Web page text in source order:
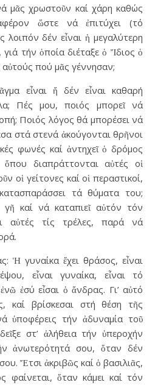
μᾶς χρωστοῦν καί χάρη καθώς
ὥστε νά ἐπιτύχει (τό
λοιπόν δέν εἶναι ἡ μεγαλύτερη
τήν ὁποία διέταξε ὁ Ἴδιος ὁ
πού μᾶς γέννησαν;
εἶναι ἤ δέν εἶναι καθαρή
Πές μου, ποιός μπορεῖ νά
Ποιός λόγος θά μπορέσει νά
στά στενά ἀκούγονται θρῆνοι
φωνές καί ἀντηχεῖ ὁ δρόμος
διαπράττονται αὐτές οἱ
οἱ γείτονες καί οἱ περαστικοί,
τά θύματα του;
καί νά καταπιεῖ αὐτόν τόν
αὐτές τίς τρέλες, παρά νά
Ἡ γυναίκα ἔχει θράσος, εἶναι
εἶναι γυναίκα, εἶναι τό
ἐσύ εἶσαι ὁ ἄνδρας. Γι’ αὐτό
καί βρίσκεσαι στή θέση τῆς
ὑποφέρεις τήν ἀδυναμία τοῦ
στ’ ἀλήθεια τήν ὑπεροχήν
ἀνωτερότητά σου, ὅταν δέν
Ἔτσι ἀκριβῶς καί ὁ βασιλιᾶς,
φαίνεται, ὅταν κάμει καί τόν